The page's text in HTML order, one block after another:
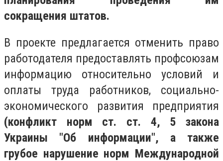
сокращения штатов.
В проекте предлагается отменить право
работодателя предоставлять профсоюзам
информацию относительно условий и
оплаты труда работников, социально-
экономического развития предприятия
(конфликт норм ст. ст. 4, 5 закона
Украины "Об информации", а также
грубое нарушение норм Международной